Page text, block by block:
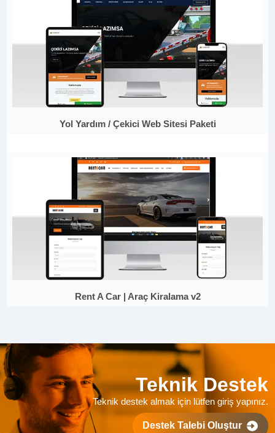
Yol Yardım / Çekici Web Sitesi Paketi
Rent A Car | Araç Kiralama v2
Teknik Destek
Teknik destek almak için lütfen giriş yapınız.
Destek Talebi Oluştur